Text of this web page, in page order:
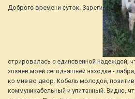
Доброго времени суток. Зареги
стрировалась с единсвенной надеждой,
хозяев моей сегодняшней находке -
ко мне во двор. Кобель молодой,
коммуникабельный и упитанный. Видно,